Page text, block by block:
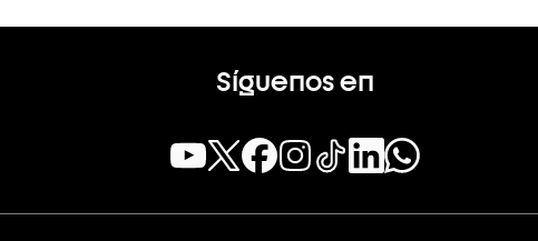
Síguenos en